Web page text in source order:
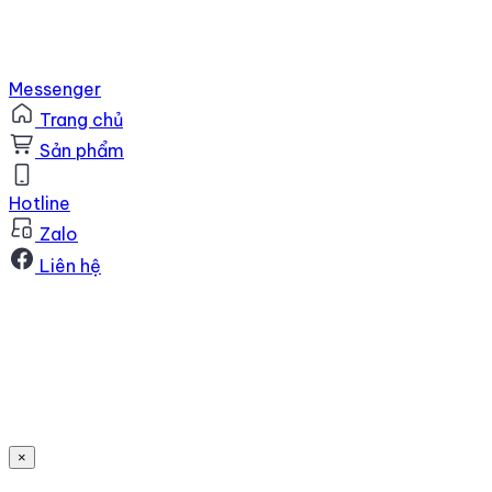
Messenger
Trang chủ
Sản phẩm
Hotline
Zalo
Liên hệ
×